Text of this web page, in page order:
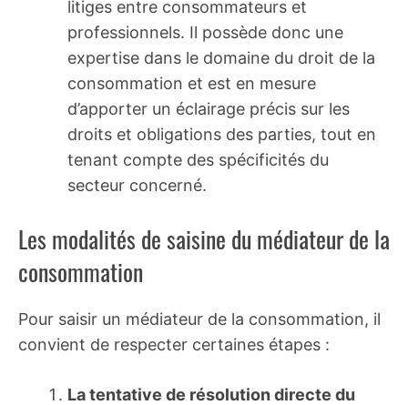
litiges entre consommateurs et
professionnels. Il possède donc une
expertise dans le domaine du droit de la
consommation et est en mesure
d’apporter un éclairage précis sur les
droits et obligations des parties, tout en
tenant compte des spécificités du
secteur concerné.
Les modalités de saisine du médiateur de la
consommation
Pour saisir un médiateur de la consommation, il
convient de respecter certaines étapes :
La tentative de résolution directe du